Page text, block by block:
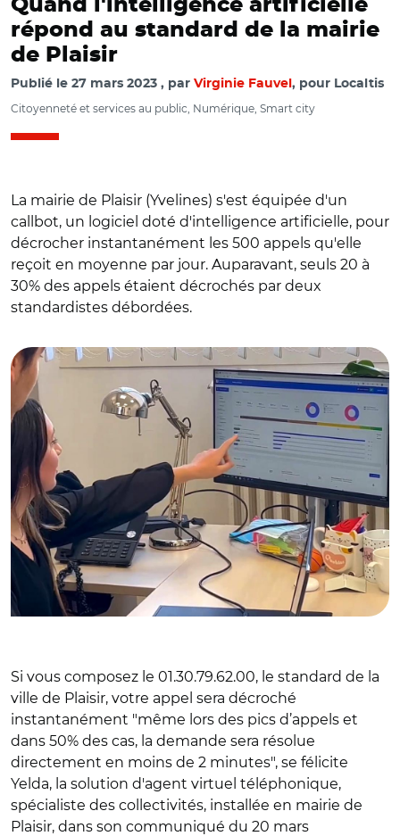
Quand l'intelligence artificielle
répond au standard de la mairie
de Plaisir
Publié le 27 mars 2023 par Virginie Fauvel , pour Localtis
Citoyenneté et services au public, Numérique, Smart city
La mairie de Plaisir (Yvelines) s'est équipée d'un
callbot, un logiciel doté d'intelligence artificielle, pour
décrocher instantanément les 500 appels qu'elle
reçoit en moyenne par jour. Auparavant, seuls 20 à
30% des appels étaient décrochés par deux
standardistes débordées.
Si vous composez le 01.30.79.62.00, le standard de la
ville de Plaisir, votre appel sera décroché
instantanément "même lors des pics d’appels et
dans 50% des cas, la demande sera résolue
directement en moins de 2 minutes", se félicite
Yelda, la solution d'agent virtuel téléphonique,
spécialiste des collectivités, installée en mairie de
Plaisir, dans son communiqué du 20 mars